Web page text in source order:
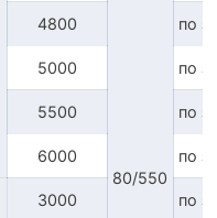
80/550
4800 по
5000 по
5500 по
6000 по
3000 по